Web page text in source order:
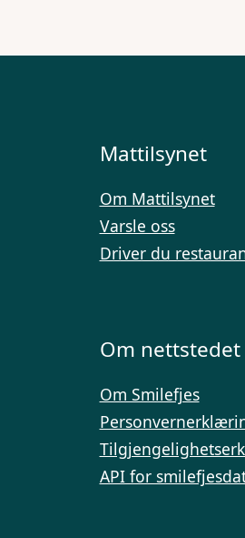
Mattilsynet
Om Mattilsynet
Varsle oss
Driver du
Om nettstedet
Om Smilefjes
API for